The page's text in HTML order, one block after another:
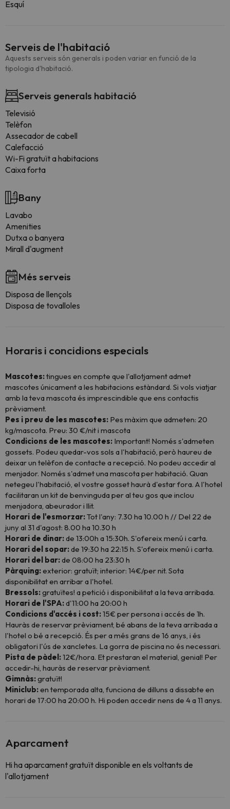
Esquí
Serveis de l'habitació
Aquests serveis són generals i poden variar en funció de la
tipologia d'habitació.
Serveis generals habitació
Televisió
Telèfon
Assecador de cabell
Calefacció
Wi-Fi gratuït a habitacions
Caixa forta
Bany
Lavabo
Amenities
Dutxa o banyera
Mirall d'augment
Més serveis
Disposa de llençols
Disposa de tovalloles
Horaris i concidions especials
Mascotes:tingues en compte que l'allotjament admet
mascotes únicament a les habitacions estàndard. Si vols viatjar
amb la teva mascota és imprescindible que ens contactis
prèviament.
Pes i preu de les mascotes: Pes màxim que admeten: 20
kg/mascota. Preu: 30 €/nit i mascota
Condicions de les mascotes: Important! Només s'admeten
gossets. Podeu quedar-vos sols a l'habitació, però haureu de
deixar un telèfon de contacte a recepció. No podeu accedir al
menjador. Només s'admet una mascota per habitació. Quan
netegeu l'habitació, el vostre gosset haurà d'estar fora. A l'hotel
facilitaran un kit de benvinguda per al teu gos que inclou
menjadora, abeurador i llit.
Horari de l'esmorzar:Tot l'any: 7.30 ha 10.00 h // Del 22 de
juny al 31 d'agost: 8.00 ha 10.30 h
Horari de dinar:de 13:00h a 15:30h. S'ofereix menú i carta.
Horari del sopar:de 19:30 ha 22:15 h. S'ofereix menú i carta.
Horari del bar:de 08:00 ha 23:30 h
Pàrquing:exterior: gratuït; interior: 14€/per nit. Sota
disponibilitat en arribar a l'hotel.
Bressols:gratuïtes! a petició i disponibilitat a la teva arribada.
Horari de l'SPA:d'11:00 ha 20:00 h
Condicions d'accés i cost:15€ per persona i accés de 1h.
Hauràs de reservar prèviament, bé abans de la teva arribada a
l'hotel o bé a recepció. És per a més grans de 16 anys, i és
obligatori l'ús de xancletes. La gorra de piscina no és necessari.
Pista de pàdel:12€/hora. Et prestaran el material, genial! Per
accedir-hi, hauràs de reservar prèviament.
Gimnàs:gratuït!
Miniclub:en temporada alta, funciona de dilluns a dissabte en
horari de 17:00 ha 20:00 h. Hi poden accedir nens de 4 a 11 anys.
Aparcament
Hi ha aparcament gratuït disponible en els voltants de
l'allotjament